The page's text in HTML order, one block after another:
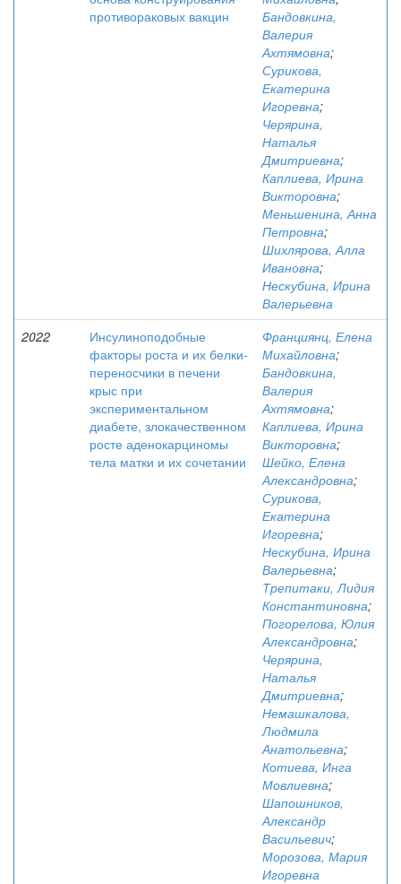
противораковых вакцин
Бандовкина,
Валерия
Ахтямовна;
Сурикова,
Екатерина
Игоревна;
Черярина,
Наталья
Дмитриевна;
Каплиева, Ирина
Викторовна;
Меньшенина, Анна
Петровна;
Шихлярова, Алла
Ивановна;
Нескубина, Ирина
Валерьевна
2022
Инсулиноподобные
факторы роста и их белки-
переносчики в печени
крыс при
экспериментальном
диабете, злокачественном
росте аденокарциномы
тела матки и их сочетании
Франциянц, Елена
Михайловна;
Бандовкина,
Валерия
Ахтямовна;
Каплиева, Ирина
Викторовна;
Шейко, Елена
Александровна;
Сурикова,
Екатерина
Игоревна;
Нескубина, Ирина
Валерьевна;
Трепитаки, Лидия
Константиновна;
Погорелова, Юлия
Александровна;
Черярина,
Наталья
Дмитриевна;
Немашкалова,
Людмила
Анатольевна;
Котиева, Инга
Мовлиевна;
Шапошников,
Александр
Васильевич;
Морозова, Мария
Игоревна